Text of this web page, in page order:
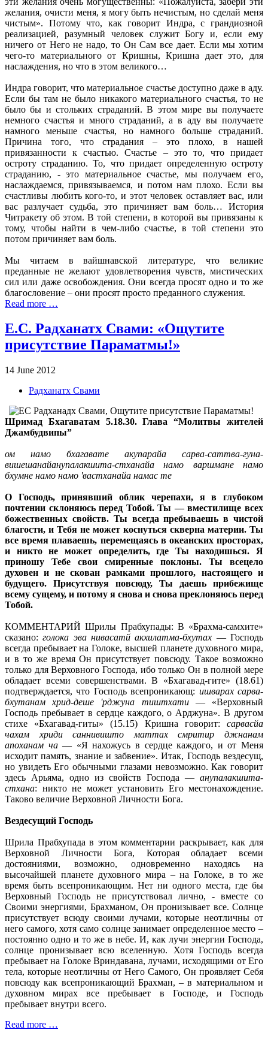
желания, очисти меня, я могу быть нечистым, но сделай меня
чистым». Потому что, как говорит Индра, с грандиозной
реализацией, разумный человек служит Богу и, если ему
ничего от Него не надо, то Он Сам все дает. Если мы хотим
чего-то материального от Кришны, Кришна дает это, для
наслаждения, но что в этом великого…
Индра говорит, что материальное счастье доступно даже в аду.
Если бы там не было никакого материального счастья, то не
было бы и стольких страданий. В этом мире вы получаете
немного счастья и много страданий, а в аду вы получаете
намного меньше счастья, но намного больше страданий.
Причина того, что страдания – это плохо, в нашей
привязанности к счастью. Счастье – это то, что придает
остроту страданию. То, что придает определенную остроту
страданию, - это материальное счастье, мы получаем его,
наслаждаемся, привязываемся, и потом нам плохо. Если вы
счастливы любить кого-то, и этот человек оставляет вас, или
вас разлучает судьба, это причиняет вам боль… История
Читракету об этом. В той степени, в которой вы привязаны к
тому, чтобы найти в чем-либо счастье, в той степени это
потом причиняет вам боль.
Мы читаем в вайшнавской литературе, что великие
преданные не желают удовлетворения чувств, мистических
сил или даже освобождения. Они всегда просят одно и то же
благословение – они просят просто преданного служения.
Read more …
Е.С. Радханатх Свами: «Ощутите
присутствие Параматмы!»
14 June 2012
Радханатх Свами
Шримад Бхагаватам 5.18.30. Глава “Молитвы жителей
Джамбудвипы”
ом намо бхагавате акупарайа сарва-саттва-гуна-
вишешанайанупалакшита-стханайа намо варшмане намо
бхумне намо намо 'вастханайа намас те
О Господь, принявший облик черепахи, я в глубоком
почтении склоняюсь перед Тобой. Ты — вместилище всех
божественных свойств. Ты всегда пребываешь в чистой
благости, и Тебя не может коснуться скверна материи. Ты
все время плаваешь, перемещаясь в океанских просторах,
и никто не может определить, где Ты находишься. Я
приношу Тебе свои смиренные поклоны. Ты всецело
духовен и не скован рамками прошлого, настоящего и
будущего. Присутствуя повсюду, Ты даешь прибежище
всему сущему, и потому я снова и снова преклоняюсь перед
Тобой.
КОММЕНТАРИЙ Шрилы Прабхупады: В «Брахма-самхите»
сказано:голока эва нивасатй акхилатма-бхутах — Господь
всегда пребывает на Голоке, высшей планете духовного мира,
и в то же время Он присутствует повсюду. Такое возможно
только для Верховного Господа, ибо только Он в полной мере
обладает всеми совершенствами. В «Бхагавад-гите» (18.61)
подтверждается, что Господь всепроникающ: ишварах сарва-
бхутанам хрид-деше 'рджуна тиштхати— «Верховный
Господь пребывает в сердце каждого, о Арджуна». В другом
стихе «Бхагавад-гиты» (15.15) Кришна говорит: сарвасйа
чахам хриди саннивишто маттах смритир джнанам
апоханам ча— «Я нахожусь в сердце каждого, и от Меня
исходит память, знание и забвение». Итак, Господь вездесущ,
но увидеть Его обычными глазами невозможно. Как говорит
здесь Арьяма, одно из свойств Господа — анупалакшита-
стхана: никто не может установить Его местонахождение.
Таково величие Верховной Личности Бога.
Вездесущий Господь
Шрила Прабхупада в этом комментарии раскрывает, как для
Верховной Личности Бога, Которая обладает всеми
достояниями, возможно, одновременно находясь на
высочайшей планете духовного мира – на Голоке, в то же
время быть всепроникающим. Нет ни одного места, где бы
Верховный Господь не присутствовал лично, - вместе со
Своими энергиями, Брахманом, Он пронизывает все. Солнце
присутствует всюду своими лучами, которые неотличны от
него самого, хотя само солнце занимает определенное место –
постоянно одно и то же в небе. И, как лучи энергии Господа,
солнце пронизывает всю вселенную. Хотя Господь всегда
пребывает на Голоке Вриндавана, лучами, исходящими от Его
тела, которые неотличны от Него Самого, Он проявляет Себя
повсюду как всепроникающий Брахман, – в материальном и
духовном мирах все пребывает в Господе, и Господь
пребывает внутри всего.
Read more …